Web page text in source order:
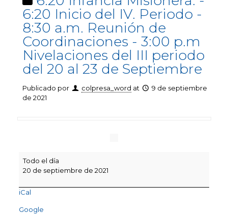
6:20 Inicio del IV. Periodo -
8:30 a.m. Reunión de
Coordinaciones - 3:00 p.m
Nivelaciones del III periodo
del 20 al 23 de Septiembre
Publicado por colpresa_word at
9 de septiembre
de 2021
Infancia
Misionera.
6:20
Todo el día
20 de septiembre de 2021
iCal
Google